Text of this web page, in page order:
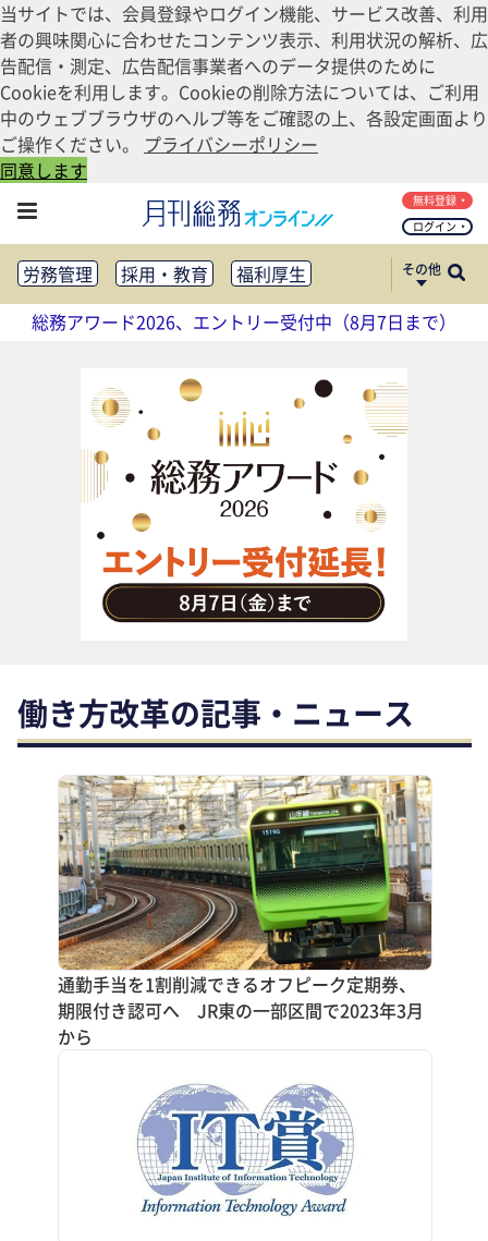
当サイトでは、会員登録やログイン機能、サービス改善、利用
者の興味関心に合わせたコンテンツ表示、利用状況の解析、広
告配信・測定、広告配信事業者へのデータ提供のために
Cookieを利用します。Cookieの削除方法については、ご利用
中のウェブブラウザのヘルプ等をご確認の上、各設定画面より
ご操作ください。 プライバシーポリシー
同意します
ログイン
無料登録
労務管理 採用・教育
福利厚生
健康経営
働き方改革
法務・コンプライアンス
リスクマネジメント・BCP
社外・社内広報
社外・社内コミュニケーション活性化
FM・オフィス移転
CSR・SDGs
テクノロジー活用・DX
助成金・補助金・コスト削減
アウトソーシング・BPO
調査・レポート
その他
総務アワード2026、エントリー受付中（8月7日まで）
働き方改革の記事・ニュース
通勤手当を1割削減できるオフピーク定期券、
期限付き認可へ JR東の一部区間で2023年3月
から